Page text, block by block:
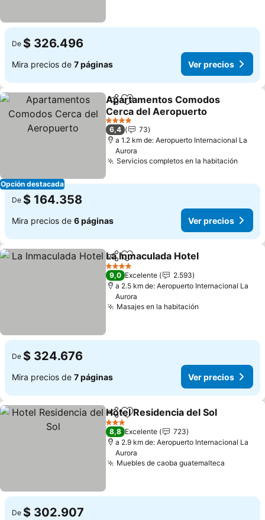
De $ 326.496
Mira precios de 7 páginas Ver precios
Opción destacada
CompartirAgregar a favoritos
Apartamentos Comodos
Cerca del Aeropuerto
Ver precios
4 Estrellas
6,4
73
a 1.2 km de: Aeropuerto Internacional La
Aurora
Servicios completos en la habitación
De $ 164.358
Mira precios de 6 páginas Ver precios
CompartirAgregar a favoritos
La Inmaculada Hotel
4 Estrellas
9,0 Excelente
2.593
a 2.5 km de: Aeropuerto Internacional La
Aurora
Masajes en la habitación
De $ 324.676
Mira precios de 7 páginas Ver precios
CompartirAgregar a favoritos
Hotel Residencia del Sol
3 Estrellas
8,8 Excelente
723
a 2.9 km de: Aeropuerto Internacional La
Aurora
Muebles de caoba guatemalteca
De $ 302.907